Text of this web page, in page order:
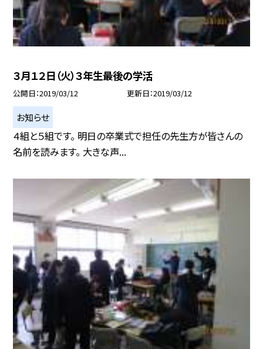
３月１２日（火）３年生最後の学活
公開日 2019/03/12 更新日 2019/03/12
お知らせ
４組と５組です。 明日の卒業式で担任の先生方が皆さんの
名前を読みます。 大きな声...